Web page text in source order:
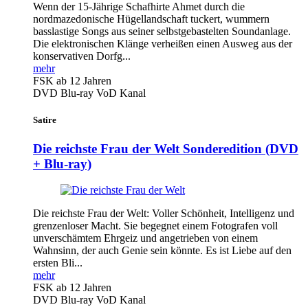
Wenn der 15-Jährige Schafhirte Ahmet durch die
nordmazedonische Hügellandschaft tuckert, wummern
basslastige Songs aus seiner selbstgebastelten Soundanlage.
Die elektronischen Klänge verheißen einen Ausweg aus der
konservativen Dorfg...
mehr
FSK ab 12 Jahren
DVD Blu-ray VoD Kanal
Satire
Die reichste Frau der Welt Sonderedition (DVD
+ Blu-ray)
Die reichste Frau der Welt: Voller Schönheit, Intelligenz und
grenzenloser Macht. Sie begegnet einem Fotografen voll
unverschämtem Ehrgeiz und angetrieben von einem
Wahnsinn, der auch Genie sein könnte. Es ist Liebe auf den
ersten Bli...
mehr
FSK ab 12 Jahren
DVD Blu-ray VoD Kanal